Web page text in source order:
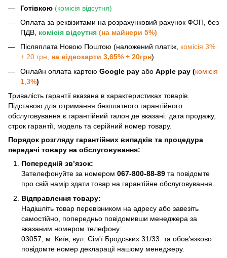
Готівкою (комісія відсутня)
Оплата за реквізитами на розрахунковий рахунок ФОП, без
ПДВ, комісія відсутня (на майнери 5%)
Післяплата Новою Поштою (наложений платіж, комісія 3%
+ 20 грн, на відеокарти 3,65% + 20грн)
Онлайн оплата картою Google pay або Apple pay (комісія
1,3%)
Тривалість гарантії вказана в характеристиках товарів.
Підставою для отримання безплатного гарантійного
обслуговування є гарантійний талон де вказані: дата продажу,
строк гарантії, модель та серійний номер товару.
Порядок розгляду гарантійних випадків та процедура
передачі товару на обслуговування:
Попередній зв’язок:
Зателефонуйте за номером 067-800-88-89 та повідомте
про свій намір здати товар на гарантійне обслуговування.
Відправлення товару:
Надішліть товар перевізником на адресу або завезіть
самостійно, попередньо повідомивши менеджера за
вказаним номером телефону:
03057, м. Київ, вул. Сім'ї Бродських 31/33. та обов’язково
повідомте номер декларації нашому менеджеру.